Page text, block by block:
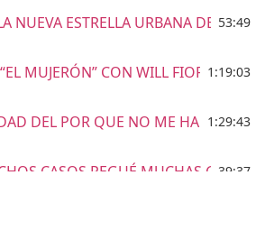
NUEVA ESTRELLA URBANA DE53:49
MUJERÓN” CON WILL FIORILLO,
1:19:03
DEL POR QUE NO ME HABLO1:29:43
CASOS PEGUÉ MUCHAS 39:37